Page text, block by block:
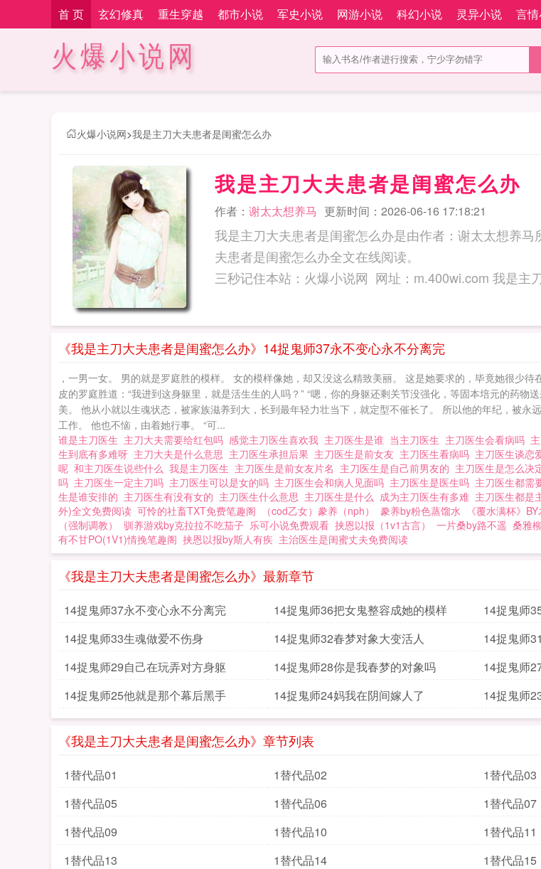
首 页 玄幻修真 重生穿越 都市小说 军史小说 网游小说 科幻小说 灵异小说 言
火爆小说网
火爆小说网>我是主刀大夫患者是闺蜜怎么办
我是主刀大夫患者是闺蜜怎么办
作者： 谢太太想养马 更新时间：2026-06-16 17:18:21
我是主刀大夫患者是闺蜜怎么办是由作者：谢太太想养
夫患者是闺蜜怎么办全文在线阅读。
三秒记住本站：火
《我是主刀大夫患者是闺蜜怎么办》14捉鬼师37永不变心永不分离完
，一男一女。 男的就是罗庭胜的模样。 女的模样像她，却又没这么精致美丽。 这是她要求的，毕竟她很少
皮的罗庭胜道：“我进到这身躯里，就是活生生的人吗？” “嗯，你的身躯还剩关节没强化，等固本培元的药
美。 他从小就以生魂状态，被家族滋养到大，长到最年轻力壮当下，就定型不催长了。 所以他的年纪，被
工作。 他也不恼，由着她行事。 “可...
谁是主刀医生 主刀大夫需要给红包吗 感觉主刀医生喜欢我 主刀医生是谁 当主刀医生 主刀医生会看病吗
生到底有多难呀 主刀大夫是什么意思 主刀医生承担后果 主刀医生是前女友 主刀医生看病吗 主刀医生谈恋
呢 和主刀医生说些什么 我是主刀医生 主刀医生是前女友片名 主刀医生是自己前男友的 主刀医生是怎么决
吗 主刀医生一定主刀吗 主刀医生可以是女的吗 主刀医生会和病人见面吗 主刀医生是医生吗 主刀医生都需
生是谁安排的 主刀医生有没有女的 主刀医生什么意思 主刀医生是什么 成为主刀医生有多难 主刀医生都是
外)全文免费阅读 可怜的社畜TXT免费笔趣阁 （cod乙女）豢养（nph） 豢养by粉色蒸馏水 《覆水满杯》
（强制调教）
驯养游戏by克拉拉不吃茄子 乐可小说免费观看 挟恩以报（1v1古言） 一片桑by路不遥 桑雅
有不甘PO(1V1)情挽笔趣阁 挟恩以报by斯人有疾 主治医生是闺蜜丈夫免费阅读
《我是主刀大夫患者是闺蜜怎么办》最新章节
14捉鬼师37永不变心永不分离完 14捉鬼师36把女鬼整容成她的模样 14捉鬼师
14捉鬼师33生魂做爱不伤身
14捉鬼师32春梦对象大变活人 14捉鬼师
14捉鬼师29自己在玩弄对方身躯
14捉鬼师28你是我春梦的对象吗 14捉鬼师
14捉鬼师25他就是那个幕后黑手
14捉鬼师24妈我在阴间嫁人了 14捉鬼师
《我是主刀大夫患者是闺蜜怎么办》章节列表
1替代品01 1替代品02 1替代品03
1替代品05
1替代品06 1替代品07
1替代品09
1替代品10 1替代品11
1替代品13
1替代品14 1替代品15